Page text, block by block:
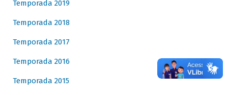
Temporada 2019
Temporada 2018
Temporada 2017
Temporada 2016
Temporada 2015